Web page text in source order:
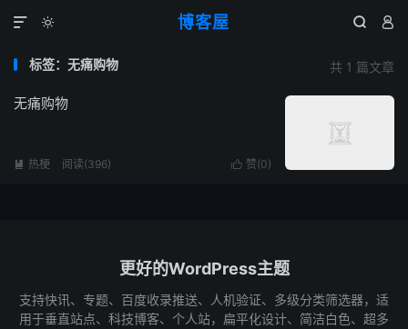
博客屋
  

共 1 篇文章
标签：无痛购物
无痛购物
 赞(0)
 热梗 阅读(396)
更好的WordPress主题
支持快讯、专题、百度收录推送、人机验证、多级分类筛选器，适
用于垂直站点、科技博客、个人站，扁平化设计、简洁白色、超多